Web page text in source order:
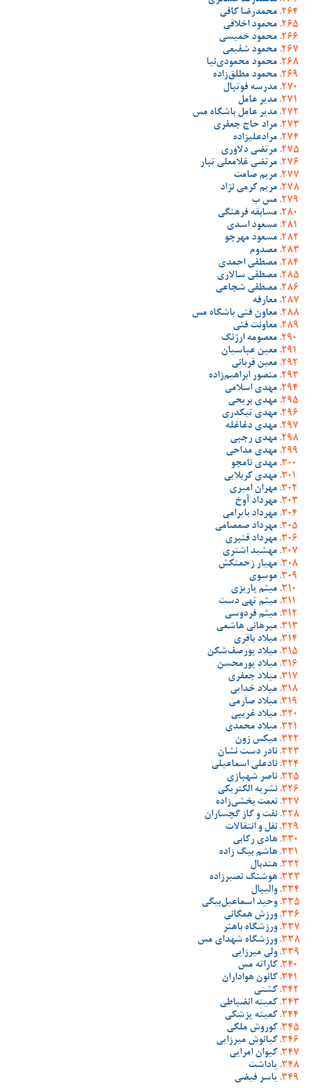
محمدرضا کافی
محمود اخلاقی
محمود خمیسی
محمود شفیعی
محمود محمودی‌نیا
محمود مطلق‌زاده
مدرسه فوتبال
مدیر عامل
مدیر عامل باشگاه مس
مراد حاج جعفری
مرادعلیزاده
مرتضی دلاوری
مرتضی غلامعلی تبار
مریم صامت
مریم کرمی نژاد
مس ب
مسابقه فرهنگی
مسعود اسدی
مسعود مهرجو
مصدوم
مصطفی احمدی
مصطفی سالاری
مصطفی شجاعی
معارفه
معاون فنی باشگاه مس
معاونت فنی
معصومه ارژنگ
معین عباسیان
معین قربانی
منصور ابراهیم‌زاده
مهدی اسلامی
مهدی بریحی
مهدی تیکدری
مهدی دغاغله
مهدی رجبی
مهدی مداحی
مهدی نامجو
مهدی کربلایی
مهران امیری
مهرداد آوخ
مهرداد بایرامی
مهرداد صمصامی
مهرداد قنبری
مهشید اشتری
مهیار زحمتکش
موسوی
میثم پاریزی
میثم تهی دست
میثم فردوسی
میرهانی هاشمی
میلاد باقری
میلاد پورصف‌شکن
میلاد پورمحسن
میلاد جعفری
میلاد خدایی
میلاد صارمی
میلاد غریبی
میلاد محمدی
میکس زون
نادر دست نشان
نادعلی اسماعیلی
ناصر شهبازی
نشریه الکتریکی
نعمت بخشی‌زاده
نفت و گاز گچساران
نقل و انتقالات
هادی رکابی
هاشم بیگ زاده
هندبال
هوشنگ نصیرزاده
والیبال
وحید اسماعیل‌بیگی
ورزش همگانی
ورزشگاه باهنر
ورزشگاه شهدای مس
ولی میرزایی
کاراته مس
کانون هواداران
کشتی
کمیته انضباطی
کمیته پزشکی
کوروش ملکی
کیانوش میرزایی
کیوان امرایی
یاداشت
یاسر فیضی